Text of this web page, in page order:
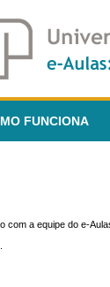
FUNCIONA
com a equipe do e-